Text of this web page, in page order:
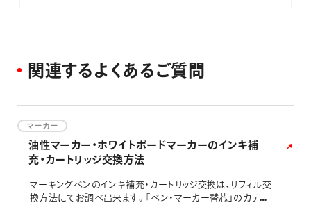
関 連する よ く ある ご質 問
マーカー
油性マーカー・ホワイトボードマーカーのインキ補
充・カートリッジ交換方法
マーキングペンのインキ補充・カートリッジ交換は、リフィル交
換方法にてお調べ出来ます。｢ペン・マーカー替芯」のカテゴ